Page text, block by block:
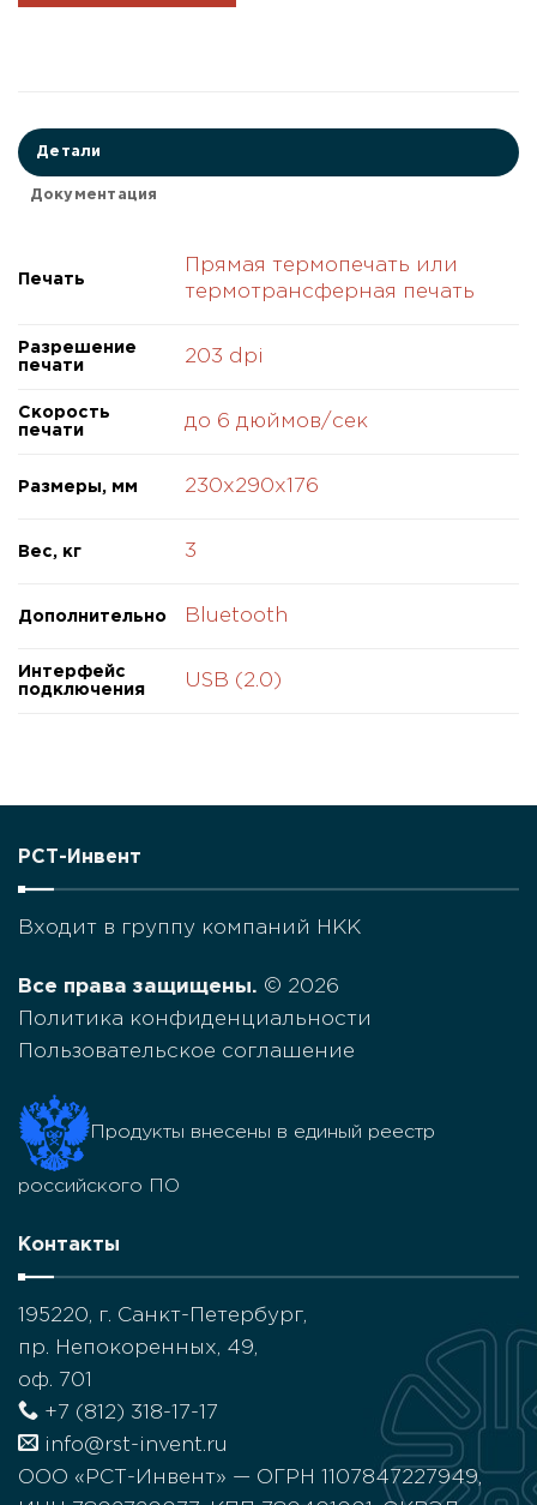
28.0GW.0640 Принтер этикеток
термотрансферная печать, 203dpi, 152мм/сек,
108мм, USB2, отрезчик
28.0GW.0389 Принтер этикеток
Dascom DL-210
108мм, USB2, WIFI
28.0GW.0388 Принтер этикеток
Dascom DL-210
42300 ₽
термотрансферная печать, 203dpi, 152мм/сек,
28.0GW.0386 Принтер этикеток
Dascom DL-210
42200 ₽
Dascom DL-210
28.0GW.0130 Принтер этикеток
Dascom DL-210
термотрансферная печать, 203dpi, 152мм/сек,
108мм, USB2, параллельный порт
28.0GW.0384 Принтер этикеток
Детали
Документация
Печать
Прямая термопечать или
термотрансферная печать
Разрешение
печати
203 dpi
Скорость
печати
до 6 дюймов/сек
Размеры, мм 230x290x176
Вес, кг 3
Дополнительно Bluetooth
Интерфейс
подключения
USB (2.0)
РСТ-Инвент
Входит в группу компаний НКК
Все права защищены. © 2026
Политика конфиденциальности
Пользовательское соглашение
Продукты внесены в единый реестр
российского ПО
Контакты
195220, г. Санкт-Петербург,
пр. Непокоренных, 49,
оф. 701
+7 (812) 318-17-17
info@rst-invent.ru
ООО «РСТ-Инвент» — ОГРН 1107847227949,